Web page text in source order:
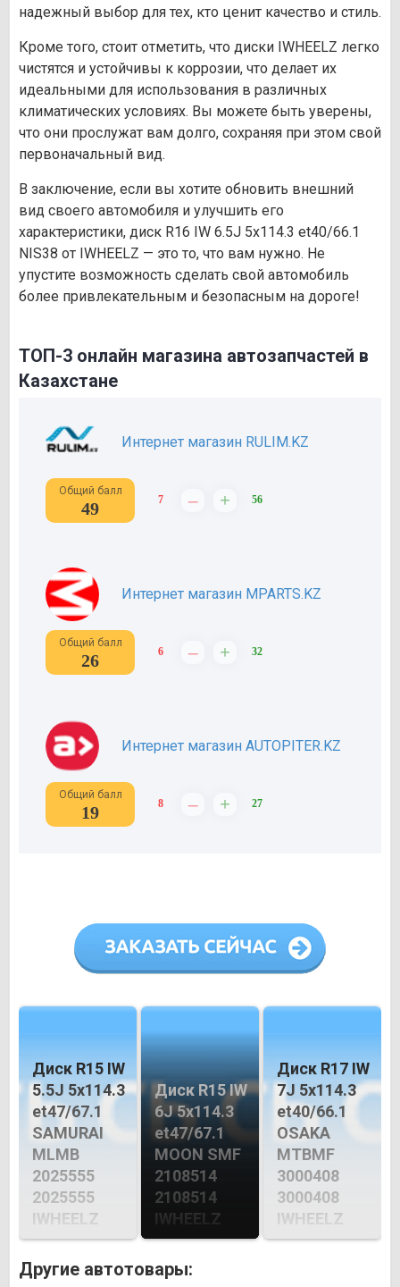
надежный выбор для тех, кто ценит качество и стиль.
Кроме того, стоит отметить, что диски IWHEELZ легко
чистятся и устойчивы к коррозии, что делает их
идеальными для использования в различных
климатических условиях. Вы можете быть уверены,
что они прослужат вам долго, сохраняя при этом свой
первоначальный вид.
В заключение, если вы хотите обновить внешний
вид своего автомобиля и улучшить его
характеристики, диск R16 IW 6.5J 5х114.3 et40/66.1
NIS38 от IWHEELZ — это то, что вам нужно. Не
упустите возможность сделать свой автомобиль
более привлекательным и безопасным на дороге!
ТОП-3 онлайн магазина автозапчастей в
Казахстане
Интернет магазин RULIM.KZ
Общий балл
49 7 – + 56
Интернет магазин MPARTS.KZ
Общий балл
26 6 – + 32
Интернет магазин AUTOPITER.KZ
Общий балл
19 8 – + 27
Диск R15 IW
5.5J 5х114.3
et47/67.1
SAMURAI
MLМB
2025555
2025555
IWHEELZ
Диск R15 IW
6J 5х114.3
et47/67.1
MOON SMF
2108514
2108514
IWHEELZ
Диск R17 IW
7J 5х114.3
et40/66.1
OSAKA
MTBMF
3000408
3000408
IWHEELZ
Другие автотовары: